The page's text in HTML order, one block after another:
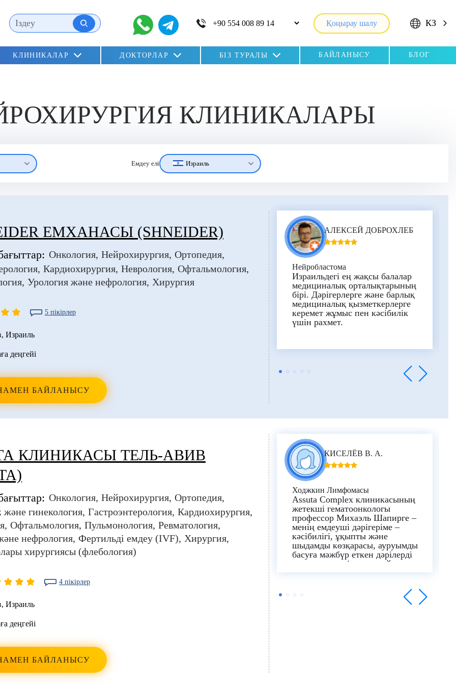
Қоңырау шалу КЗ
КЛИНИКАЛАР ДОКТОРЛАР БІЗ ТУРАЛЫ БАЙЛАНЫСУ БЛОГ
КЛИНИКАЛАРЫ
Емдеу елі Израиль
ЕМХАНАСЫ (SHNEIDER)
Онкология Нейрохирургия Ортопедия
Кардиохирургия Неврология Офтальмология
Урология және нефрология Хирургия
5 пікірлер
, Израиль
деңгейі
БАЙЛАНЫСУ
АЛЕКСЕЙ ДОБРОХЛЕБ
Нейробластома
Израильдегі ең жақсы балалар
медициналық орталықтарының
бірі. Дәрігерлерге және барлық
медициналық қызметкерлерге
керемет жұмыс пен кәсібилік
үшін рахмет.
КЛИНИКАСЫ ТЕЛЬ-АВИВ
Онкология Нейрохирургия Ортопедия
және гинекология Гастроэнтерология Кардиохирургия
Офтальмология Пульмонология Ревматология
нефрология Фертильді емдеу (IVF) Хирургия
хирургиясы (флебология)
4 пікірлер
, Израиль
деңгейі
БАЙЛАНЫСУ
КИСЕЛЁВ В. А.
Ходжкин Лимфомасы
Assuta Complex клиникасының
жетекші гематоонкологы
профессор Михаэль Шапирге –
менің емдеуші дәрігеріме –
кәсібилігі, ұқыпты және
шыдамды көзқарасы, ауруымды
басуға мәжбүр еткен дәрілерді
таңдағаны үшін алғыс айтамын.
онкохирургиясы саласындағы